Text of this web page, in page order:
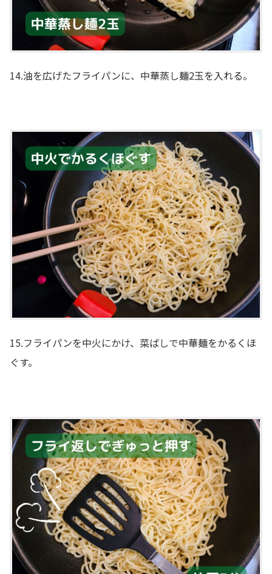
14.油を広げたフライパンに、中華蒸し麺2玉を入れる。
15.フライパンを中火にかけ、菜ばしで中華麺をかるくほ
ぐす。